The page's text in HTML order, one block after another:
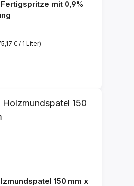
Fertigspritze mit 0,9%
€ / 1 Liter)
150 mm x